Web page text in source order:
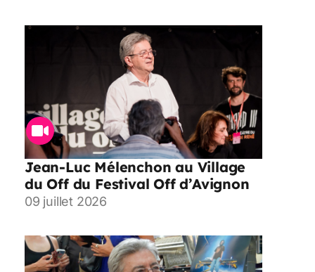
Jean-Luc Mélenchon au Village
du Off du Festival Off d’Avignon
09 juillet 2026